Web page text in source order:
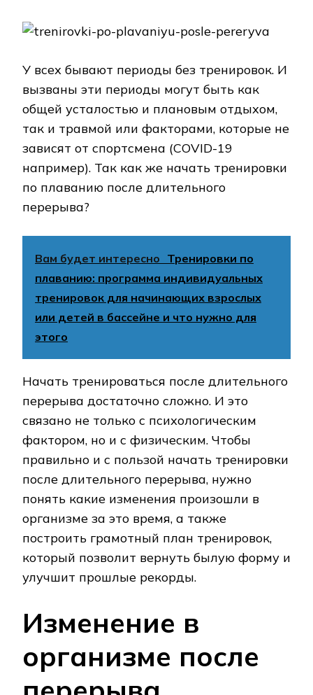
У всех бывают периоды без тренировок. И
вызваны эти периоды могут быть как
общей усталостью и плановым отдыхом,
так и травмой или факторами, которые не
зависят от спортсмена (COVID-19
например). Так как же начать тренировки
по плаванию после длительного
перерыва?
Вам будет интересно Тренировки по
плаванию: программа индивидуальных
тренировок для начинающих взрослых
или детей в бассейне и что нужно для
этого
Начать тренироваться после длительного
перерыва достаточно сложно. И это
связано не только с психологическим
фактором, но и с физическим. Чтобы
правильно и с пользой начать тренировки
после длительного перерыва, нужно
понять какие изменения произошли в
организме за это время, а также
построить грамотный план тренировок,
который позволит вернуть былую форму и
улучшит прошлые рекорды.
Изменение в
организме после